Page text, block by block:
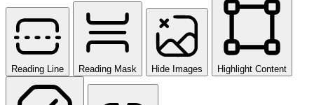
Reading Line Reading Mask Hide Images Highlight Content